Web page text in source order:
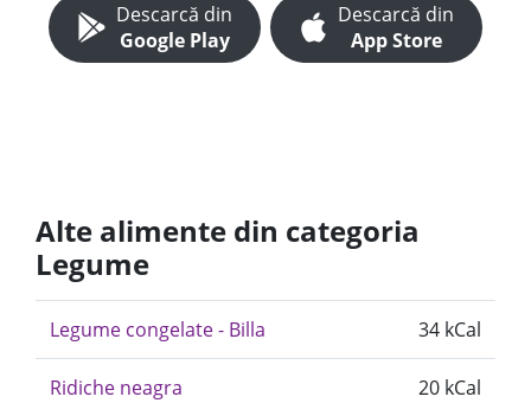
Descarcă din
Google Play
Descarcă din
App Store
Alte alimente din categoria
Legume
Legume congelate - Billa 34 kCal
Ridiche neagra 20 kCal